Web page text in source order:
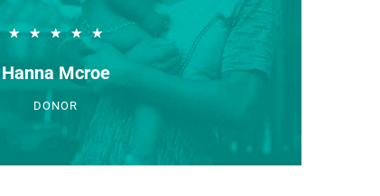
★ ★ ★ ★ ★
Hanna Mcroe
DONOR